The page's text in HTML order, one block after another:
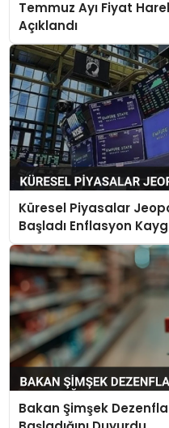
SAĞLIK
YAŞAM
Temmuz Ayı Fiyat
Açıklandı
Küresel Piyasalar
Başladı Enflasyon
Bakan Şimşek